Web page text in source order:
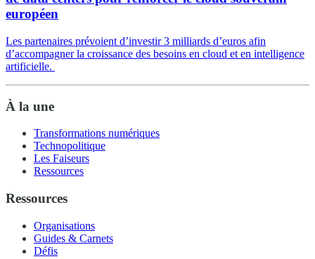
européen
Les partenaires prévoient d’investir 3 milliards d’euros afin
d’accompagner la croissance des besoins en cloud et en intelligence
artificielle.
À la une
Transformations numériques
Technopolitique
Les Faiseurs
Ressources
Ressources
Organisations
Guides & Carnets
Défis